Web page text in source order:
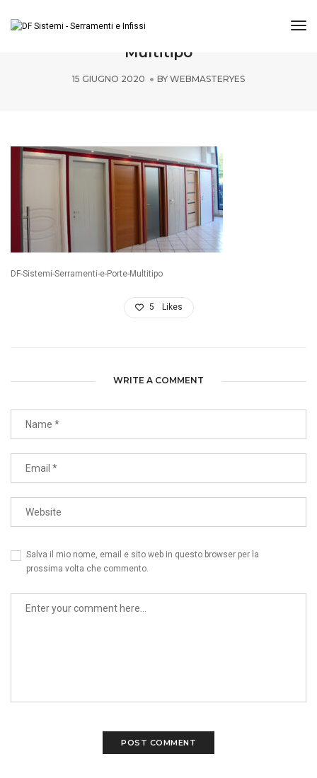
DF-Sistemi-Serramenti-e-Porte-
Multitipo
15 GIUGNO 2020 BY WEBMASTERYES
DF-Sistemi-Serramenti-e-Porte-Multitipo
5 Likes
WRITE A COMMENT
Salva il mio nome, email e sito web in questo browser per la
prossima volta che commento.